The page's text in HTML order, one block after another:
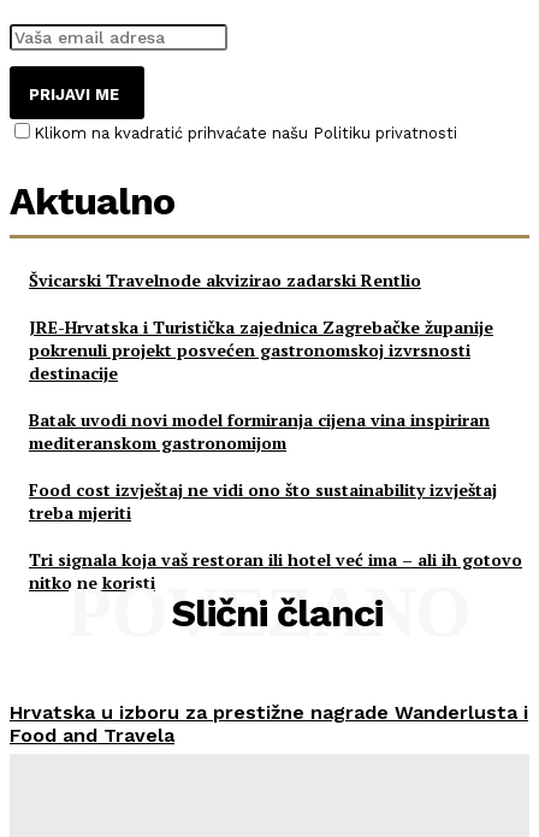
PRIJAVI ME
Klikom na kvadratić prihvaćate našu Politiku privatnosti
Aktualno
Švicarski Travelnode akvizirao zadarski Rentlio
JRE-Hrvatska i Turistička zajednica Zagrebačke županije
pokrenuli projekt posvećen gastronomskoj izvrsnosti
destinacije
Batak uvodi novi model formiranja cijena vina inspiriran
mediteranskom gastronomijom
Food cost izvještaj ne vidi ono što sustainability izvještaj
treba mjeriti
Tri signala koja vaš restoran ili hotel već ima – ali ih gotovo
nitko ne koristi
Slični članci
POVEZANO
Hrvatska u izboru za prestižne nagrade Wanderlusta i
Food and Travela